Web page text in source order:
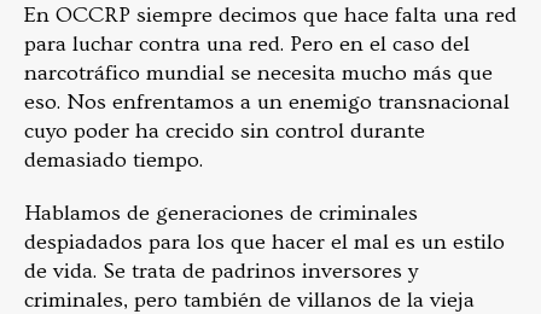
En OCCRP siempre decimos que hace falta una red
para luchar contra una red. Pero en el caso del
narcotráfico mundial se necesita mucho más que
eso. Nos enfrentamos a un enemigo transnacional
cuyo poder ha crecido sin control durante
demasiado tiempo.
Hablamos de generaciones de criminales
despiadados para los que hacer el mal es un estilo
de vida. Se trata de padrinos inversores y
criminales, pero también de villanos de la vieja